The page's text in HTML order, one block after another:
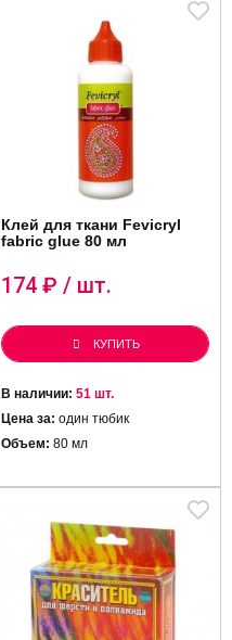
Клей для ткани Fevicryl
fabric glue 80 мл
174 ₽ / шт.
КУПИТЬ
В наличии: 51 шт.
Цена за: один тюбик
Объем: 80 мл